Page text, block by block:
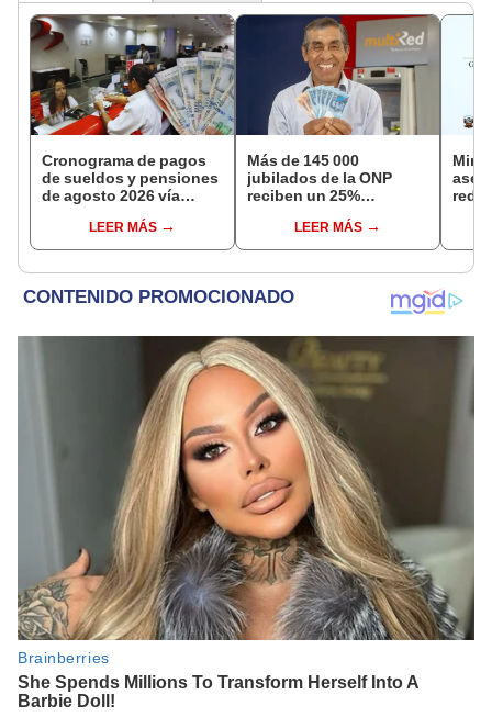
Cronograma de pagos
de sueldos y pensiones
de agosto 2026 vía
conoce las fechas de
depósito
LEER MÁS
Más de 145 000
jubilados de la ONP
reciben un 25%
en agostoLEER MÁS